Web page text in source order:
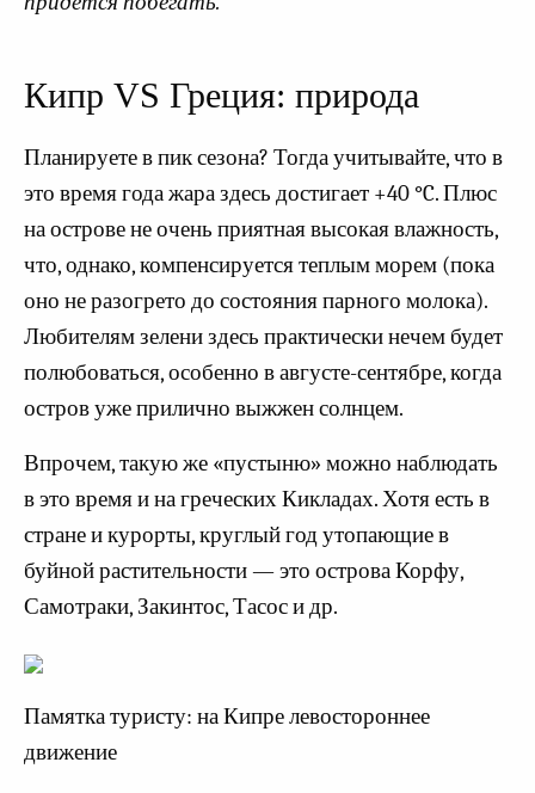
Кипр VS Греция: природа
Планируете в пик сезона? Тогда учитывайте, что в
это время года жара здесь достигает +40 °C. Плюс
на острове не очень приятная высокая влажность,
что, однако, компенсируется теплым морем (пока
оно не разогрето до состояния парного молока).
Любителям зелени здесь практически нечем будет
полюбоваться, особенно в августе-сентябре, когда
остров уже прилично выжжен солнцем.
Впрочем, такую же «пустыню» можно наблюдать
в это время и на греческих Кикладах. Хотя есть в
стране и курорты, круглый год утопающие в
буйной растительности — это острова Корфу,
Самотраки, Закинтос, Тасос и др.
Памятка туристу: на Кипре левостороннее
движение